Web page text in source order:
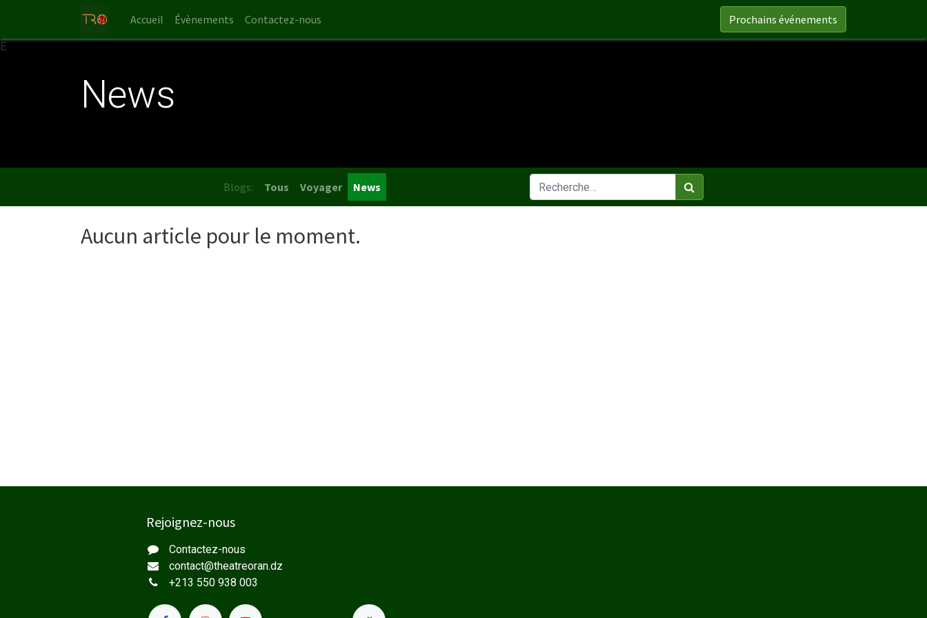
Accueil Évènements Contactez-nous Prochains événements
E
News
Blogs: Tous Voyager News
Aucun article pour le moment.
Rejoignez-nous
Contactez-nous
contact@theatreoran.dz
+213 550 938 003